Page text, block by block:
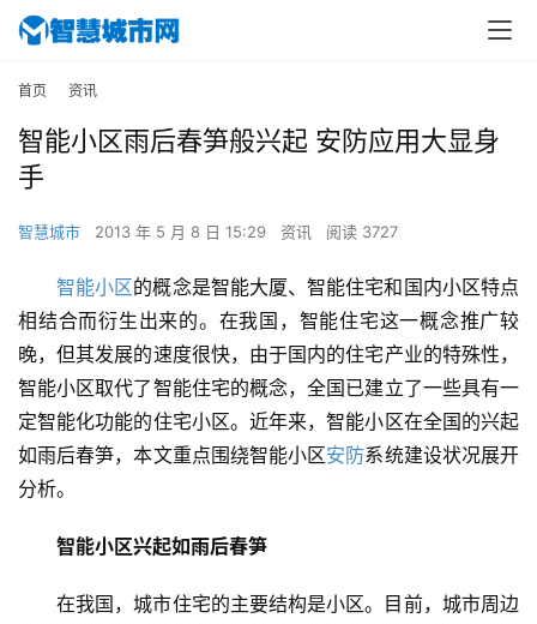
首页 资讯
智能小区雨后春笋般兴起 安防应用大显身
手
智慧城市 2013 年 5 月 8 日 15:29 资讯 阅读 3727
智能小区的概念是智能大厦、智能住宅和国内小区特点
相结合而衍生出来的。在我国，智能住宅这一概念推广较
晚，但其发展的速度很快，由于国内的住宅产业的特殊性，
智能小区取代了智能住宅的概念，全国已建立了一些具有一
定智能化功能的住宅小区。近年来，智能小区在全国的兴起
如雨后春笋，本文重点围绕智能小区安防系统建设状况展开
分析。
智能小区兴起如雨后春笋
在我国，城市住宅的主要结构是小区。目前，城市周边